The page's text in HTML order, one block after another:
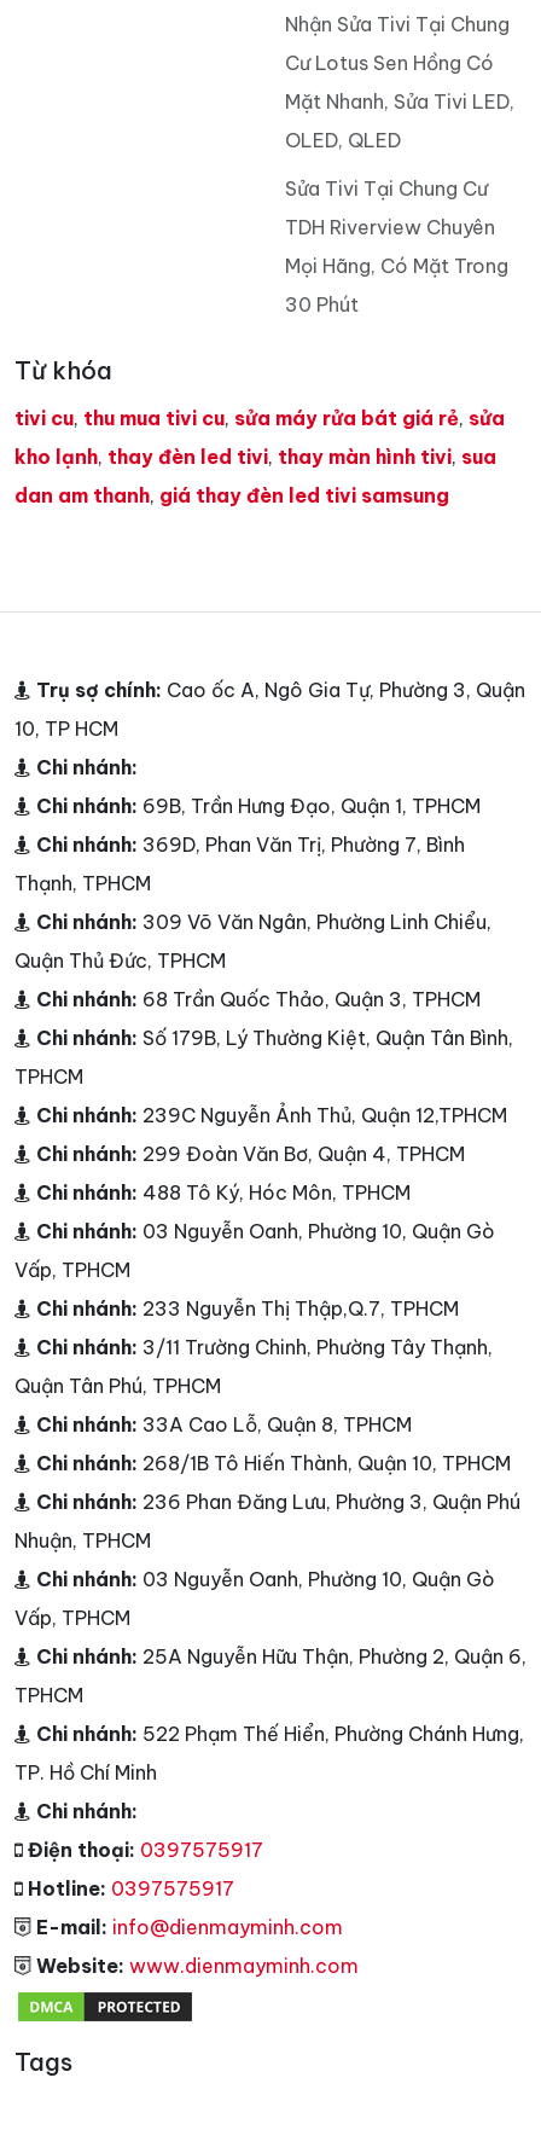
Nhận Sửa Tivi Tại Chung
Cư Lotus Sen Hồng Có
Mặt Nhanh, Sửa Tivi LED,
OLED, QLED
Sửa Tivi Tại Chung Cư
TDH Riverview Chuyên
Mọi Hãng, Có Mặt Trong
30 Phút
Từ khóa
tivi cu, thu mua tivi cu, sửa máy rửa bát giá rẻ, sửa
kho lạnh, thay đèn led tivi, thay màn hình tivi, sua
dan am thanh, giá thay đèn led tivi samsung
Trụ sợ chính: Cao ốc A, Ngô Gia Tự, Phường 3, Quận
10, TP HCM
Chi nhánh:
Chi nhánh: 69B, Trần Hưng Đạo, Quận 1, TPHCM
Chi nhánh: 369D, Phan Văn Trị, Phường 7, Bình
Thạnh, TPHCM
Chi nhánh: 309 Võ Văn Ngân, Phường Linh Chiểu,
Quận Thủ Đức, TPHCM
Chi nhánh: 68 Trần Quốc Thảo, Quận 3, TPHCM
Chi nhánh: Số 179B, Lý Thường Kiệt, Quận Tân Bình,
TPHCM
Chi nhánh: 239C Nguyễn Ảnh Thủ, Quận 12,TPHCM
Chi nhánh: 299 Đoàn Văn Bơ, Quận 4, TPHCM
Chi nhánh: 488 Tô Ký, Hóc Môn, TPHCM
Chi nhánh: 03 Nguyễn Oanh, Phường 10, Quận Gò
Vấp, TPHCM
Chi nhánh: 233 Nguyễn Thị Thập,Q.7, TPHCM
Chi nhánh: 3/11 Trường Chinh, Phường Tây Thạnh,
Quận Tân Phú, TPHCM
Chi nhánh: 33A Cao Lỗ, Quận 8, TPHCM
Chi nhánh: 268/1B Tô Hiến Thành, Quận 10, TPHCM
Chi nhánh: 236 Phan Đăng Lưu, Phường 3, Quận Phú
Nhuận, TPHCM
Chi nhánh: 03 Nguyễn Oanh, Phường 10, Quận Gò
Vấp, TPHCM
Chi nhánh: 25A Nguyễn Hữu Thận, Phường 2, Quận 6,
TPHCM
Chi nhánh: 522 Phạm Thế Hiển, Phường Chánh Hưng,
TP. Hồ Chí Minh
Chi nhánh:
Điện thoại: 0397575917
Hotline: 0397575917
E-mail: info@dienmayminh.com
Website: www.dienmayminh.com
Tags